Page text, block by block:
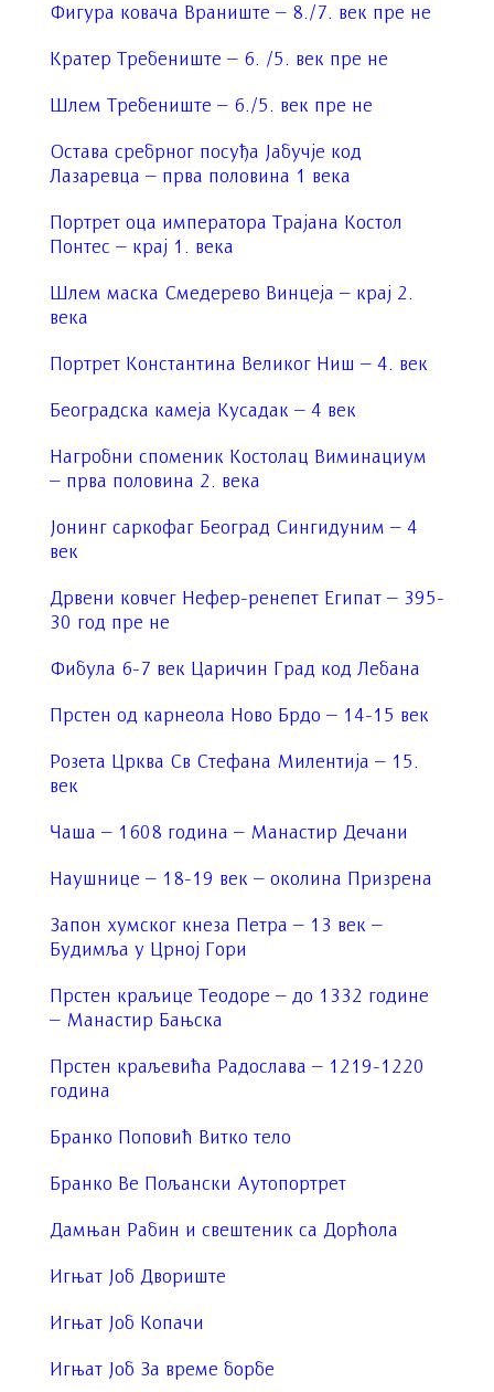
Фигура ковача Враниште – 8./7. век пре не
Кратер Требениште – 6. /5. век пре не
Шлем Требениште – 6./5. век пре не
Остава сребрног посуђа Јабучје код
Лазаревца – прва половина 1 века
Портрет оца императора Трајана Костол
Понтес – крај 1. века
Шлем маска Смедерево Винцеја – крај 2.
века
Портрет Константина Великог Ниш – 4. век
Београдска камеја Кусадак – 4 век
Нагробни споменик Костолац Виминациум
– прва половина 2. века
Јонинг саркофаг Београд Сингидуним – 4
век
Дрвени ковчег Нефер-ренепет Египат – 395-
30 год пре не
Фибула 6-7 век Царичин Град код Лебана
Прстен од карнеола Ново Брдо – 14-15 век
Розета Црква Св Стефана Милентија – 15.
век
Чаша – 1608 година – Манастир Дечани
Наушнице – 18-19 век – околина Призрена
Запон хумског кнеза Петра – 13 век –
Будимља у Црној Гори
Прстен краљице Теодоре – до 1332 године
– Манастир Бањска
Прстен краљевића Радослава – 1219-1220
година
Бранко Поповић Витко тело
Бранко Ве Пољански Аутопортрет
Дамњан Рабин и свештеник са Дорћола
Игњат Јоб Двориште
Игњат Јоб Копачи
Игњат Јоб За време борбе